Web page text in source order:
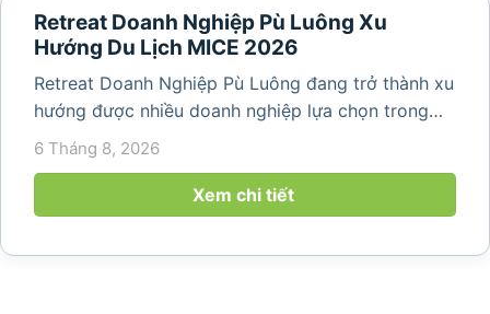
Retreat Doanh Nghiệp Pù Luông Xu
Hướng Du Lịch MICE 2026
Retreat Doanh Nghiệp Pù Luông đang trở thành xu
hướng được nhiều doanh nghiệp lựa chọn trong
năm 2026 khi nhu cầu kết hợp nghỉ dưỡng, hội
mang đến khoảng thời gian thư giãn...
6 Tháng 8, 2026
Xem chi tiết